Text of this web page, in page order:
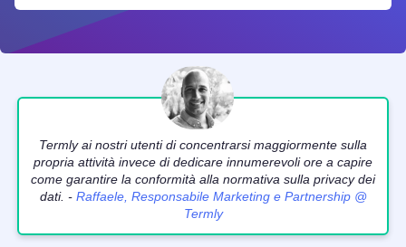
Termly ai nostri utenti di concentrarsi maggiormente sulla
propria attività invece di dedicare innumerevoli ore a capire
come garantire la conformità alla normativa sulla privacy dei
dati. - Raffaele, Responsabile Marketing e Partnership @
Termly